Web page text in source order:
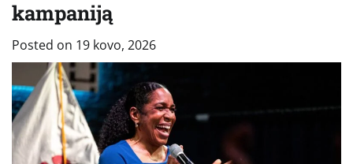
kampaniją
Posted on 19 kovo, 2026